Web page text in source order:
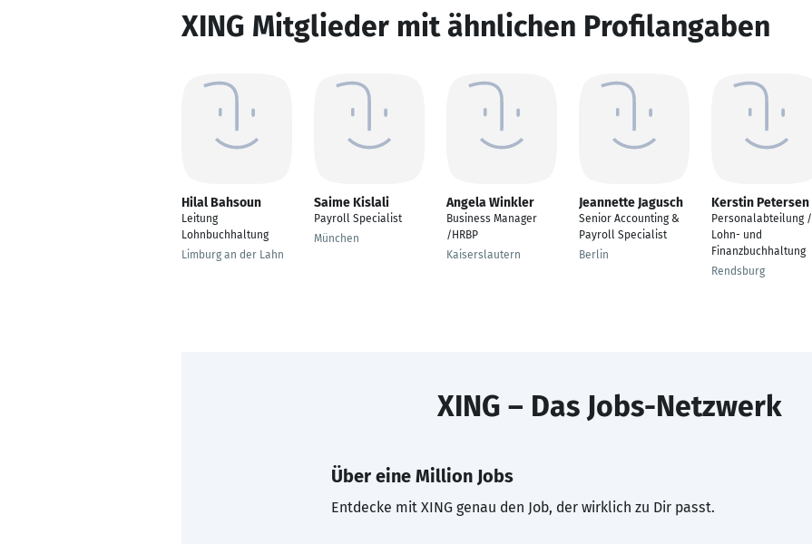
XING Mitglieder mit ähnlichen Profilangaben
Hilal Bahsoun
Leitung
Lohnbuchhaltung
Limburg an der Lahn
Saime Kislali
Payroll Specialist
München
Angela Winkler
Business Manager
/HRBP
Kaiserslautern
Jeannette Jagusch
Senior Accounting &
Payroll Specialist
Berlin
Kerstin Petersen
Personalabteilung /
Lohn- und
Finanzbuchhaltung
Rendsburg
XING – Das Jobs-Netzwerk
Über eine Million Jobs
Entdecke mit XING genau den Job, der wirklich zu Dir passt.